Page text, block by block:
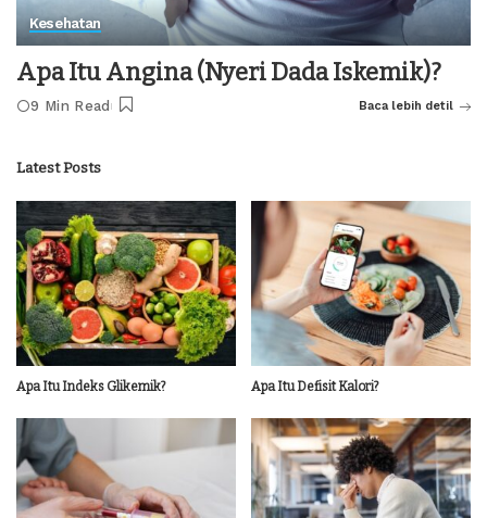
Kesehatan
Apa Itu Angina (Nyeri Dada Iskemik)?
9 Min Read Baca lebih detil
Latest Posts
Apa Itu Indeks Glikemik? Apa Itu Defisit Kalori?